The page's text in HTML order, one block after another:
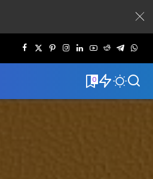
0